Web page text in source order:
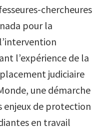
chercheures
pour la
l’expérience de la
judiciaire
une démarche
enjeux de protection
en travail